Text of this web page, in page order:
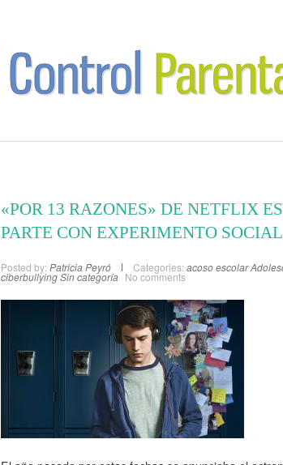
«POR 13 RAZONES» DE NETFLIX
PARTE CON EXPERIMENTO
Posted by: Patricia Peyró Categories: acoso escolar
ciberbullyingSin categoría No comments